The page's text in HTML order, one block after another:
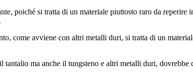
poiché si tratta di un materiale piuttosto raro da
come avviene con altri metalli duri, si tratta di un
ma anche il tungsteno e altri metalli duri,